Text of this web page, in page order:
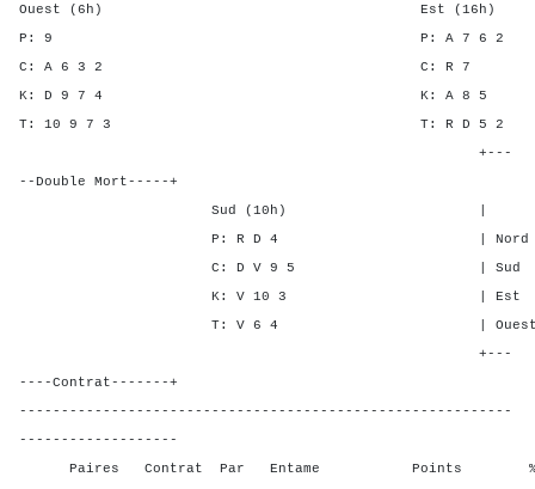
Ouest (6h) Est (16h)
P: 9 P: A 7
C: A 6 3 2 C:
K: D 9 7 4 K: A
T: 10 9 7 3 T: R D
+---
--Double Mort-----+
Sud (10h) | SA P
P: R D 4 | Nord - 1
C: D V 9 5 | Sud -
K: V 10 3 | Est 1 -
T: V 6 4 | Ouest 1 -
+---
----Contrat-------+
-----------------------------------------------------------
-------------------
Paires Contrat Par Entame Points %